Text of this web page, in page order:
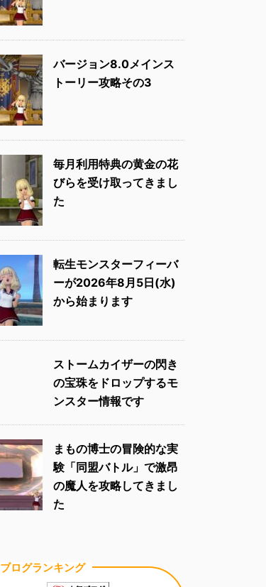
バージョン8.0メインス
トーリー攻略その3
毎月利用特典の黄金の花
びらを受け取ってきまし
た
転生モンスターフィーバ
ーが2026年8月5日(水)
から始まります
ストームカイザーの閃き
の宝珠をドロップするモ
ンスター情報です
まもの博士の冒険的な実
験「同盟バトル」で激昂
の魔人を攻略してきまし
た
ブログランキング